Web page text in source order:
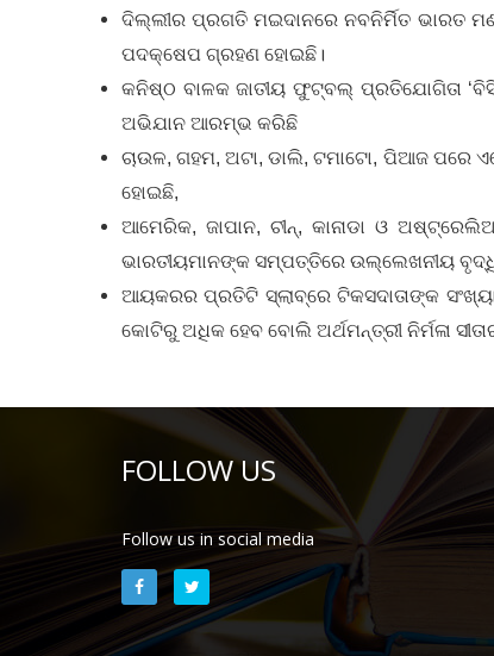
ଦିଲ୍ଲୀର ପ୍ରଗତି ମଇଦାନରେ ନବନିର୍ମିତ ଭାରତ
ପଦକ୍ଷେପ ଗ୍ରହଣ ହୋଇଛି।
କନିଷ୍ଠ ବାଳକ ଜାତୀୟ ଫୁଟ୍‌ବଲ୍‌ ପ୍ରତିଯୋଗିତା
ଅଭିଯାନ ଆରମ୍ଭ କରିଛି
ଚାଉଳ, ଗହମ, ଅଟା, ଡାଲି, ଟମାଟୋ, ପିଆଜ ପରେ
ହୋଇଛି,
ଆମେରିକ, ଜାପାନ, ଚୀନ୍, କାନାଡା ଓ
ଭାରତୀୟମାନଙ୍କ ସମ୍ପତ୍ତିରେ ଉଲ୍ଲେଖନୀୟ
ଆୟକରର ପ୍ରତିଟି ସ୍ଲାବ୍‌ରେ ଟିକସଦାତାଙ୍କ
କୋଟିରୁ ଅଧିକ ହେବ ବୋଲି ଅର୍ଥମନ୍ତ୍ରୀ ନିର୍ମଳା
FOLLOW US
Follow us in social media